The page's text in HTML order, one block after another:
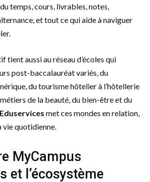
temps, cours, livrables, notes,
et tout ce qui aide à naviguer
tient aussi au réseau d’écoles qui
post-baccalauréat variés, du
du tourisme hôtelier à l’hôtellerie
métiers de la beauté, du bien-être et du
met ces mondes en relation,
vie quotidienne.
MyCampus
et l’écosystème